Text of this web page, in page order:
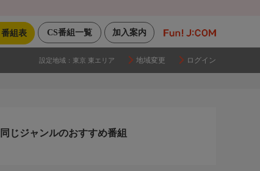
加入案内
CS番組一覧
番組表
設定地域： 東京 東エリア 地域変更 ログイン
同じジャンルのおすすめ番組